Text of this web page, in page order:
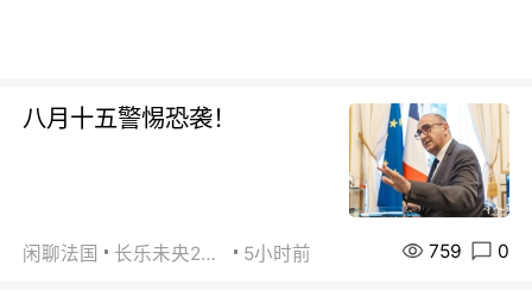
八月十五警惕恐袭！
闲聊法国 长乐未央2015 5小时前 759 0